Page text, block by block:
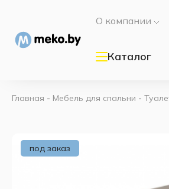
О компании
Каталог
Главная - Мебель для спальни -
под заказ